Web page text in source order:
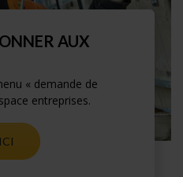
AUX
« demande de
entreprises.
ICI